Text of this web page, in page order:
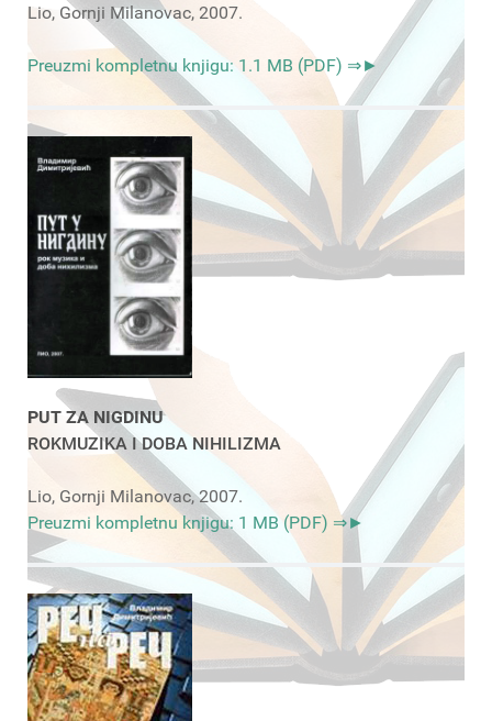
Lio, Gornji Milanovac, 2007.
Preuzmi kompletnu knjigu: 1.1 MB (PDF) ⇒►
PUT ZA NIGDINU
ROKMUZIKA I DOBA NIHILIZMA
Lio, Gornji Milanovac, 2007.
Preuzmi kompletnu knjigu: 1 MB (PDF) ⇒►